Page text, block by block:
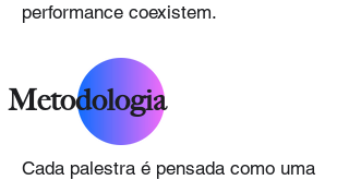
performance coexistem.
Metodologia
Cada palestra é pensada como uma